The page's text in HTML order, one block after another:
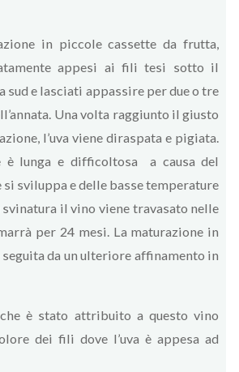
in piccole cassette da frutta,
appesi ai fili tesi sotto il
e lasciati appassire per due o tre
Una volta raggiunto il giusto
l’uva viene diraspata e pigiata.
è lunga e difficoltosa a causa del
sviluppa e delle basse temperature
il vino viene travasato nelle
per 24 mesi. La maturazione in
seguita da un ulteriore affinamento in
è stato attribuito a questo vino
dei fili dove l’uva è appesa ad